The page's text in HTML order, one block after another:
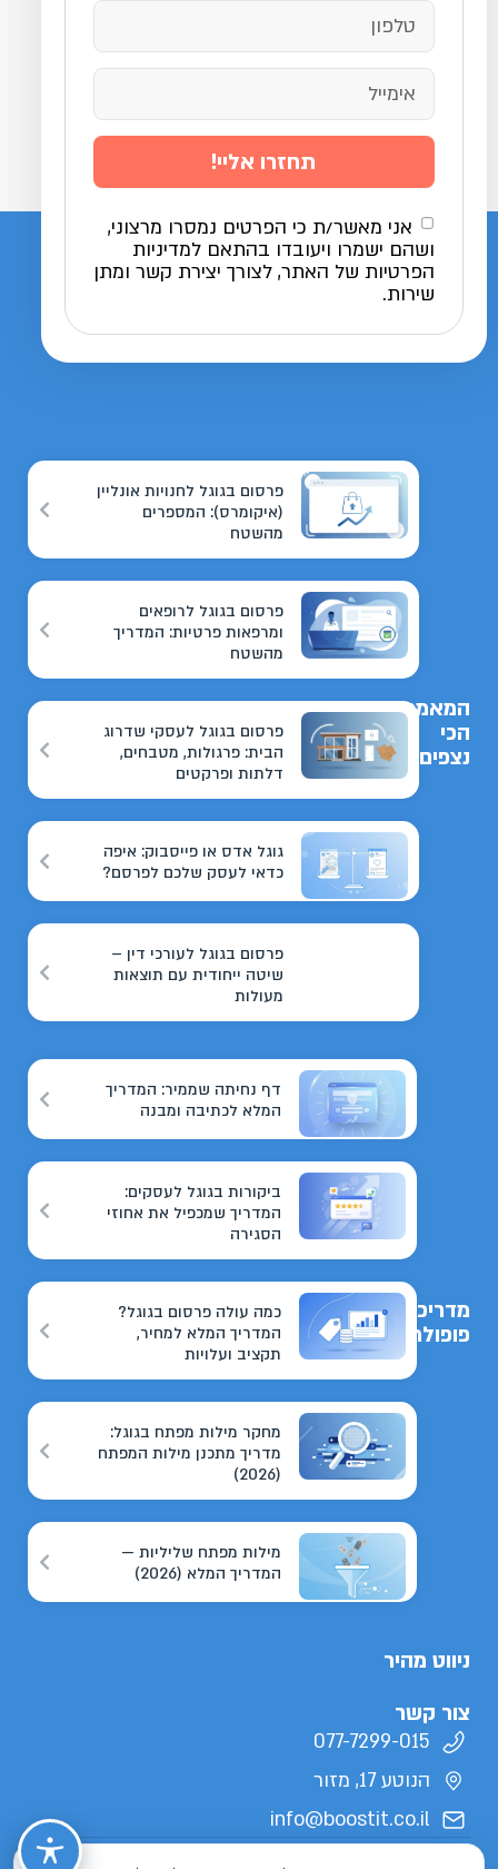
אני מאשר/ת כי הפרטים נמסרו מרצוני,
ושהם ישמרו ויעובדו בהתאם למדיניות
הפרטיות של האתר, לצורך יצירת קשר ומתן
שירות.
תחזרו אליי!
המאמרים
הכי
נצפים
פרסום בגוגל לחנויות אונליין
(איקומרס): המספרים
מהשטח
פרסום בגוגל לרופאים
ומרפאות פרטיות: המדריך
מהשטח
פרסום בגוגל לעסקי שדרוג
הבית: פרגולות, מטבחים,
דלתות ופרקטים
גוגל אדס או פייסבוק: איפה
כדאי לעסק שלכם לפרסם?
פרסום בגוגל לעורכי דין –
שיטה ייחודית עם תוצאות
מעולות
מדריכים
פופולריים
דף נחיתה שממיר: המדריך
המלא לכתיבה ומבנה
ביקורות בגוגל לעסקים:
המדריך שמכפיל את אחוזי
הסגירה
כמה עולה פרסום בגוגל?
המדריך המלא למחיר,
תקציב ועלויות
מחקר מילות מפתח בגוגל:
מדריך מתכנן מילות המפתח
(2026)
מילות מפתח שליליות —
המדריך המלא (2026)
ניווט מהיר
צור קשר
077-7299-015
הנוטע 17, מזור
info@boostit.co.il